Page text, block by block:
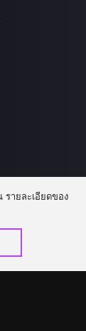
รายละเอียดของ